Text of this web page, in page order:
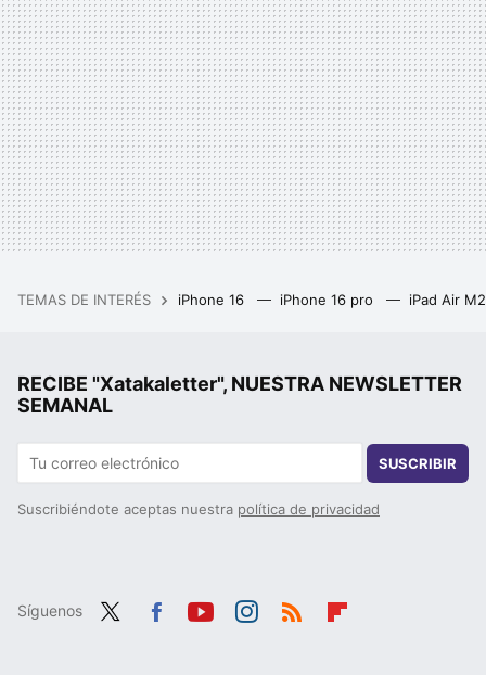
TEMAS DE INTERÉS iPhone 16 iPhone 16 pro iPad Air
RECIBE "Xatakaletter", NUESTRA NEWSLETTER
SEMANAL
SUSCRIBIR
Suscribiéndote aceptas nuestra política de privacidad
Síguenos